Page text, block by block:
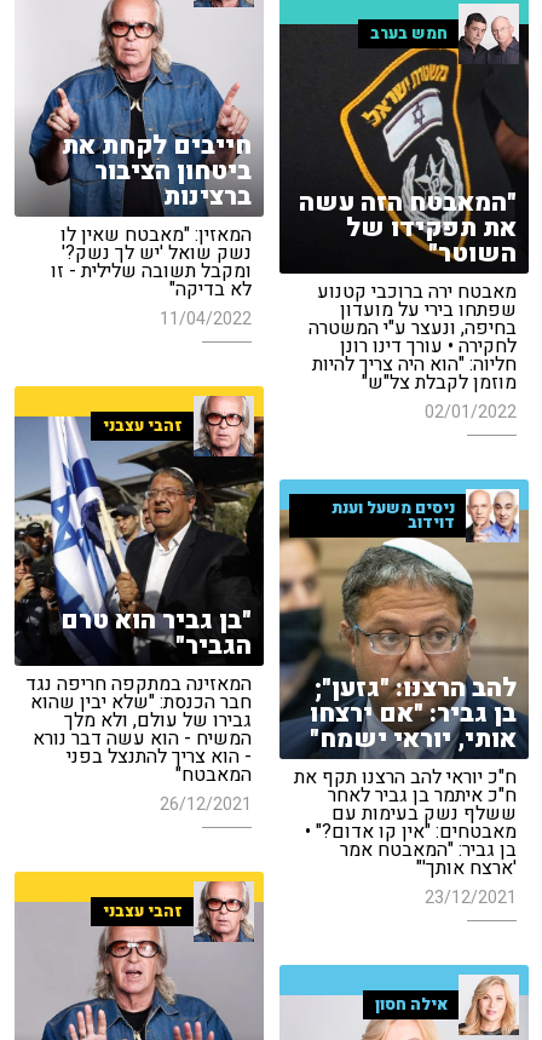
חייבים לקחת את
ביטחון הציבור
ברצינות
המאזין: "מאבטח שאין לו
נשק שואל 'יש לך נשק?'
ומקבל תשובה שלילית - זו
לא בדיקה"
11/04/2022
חמש בערב
"המאבטח הזה עשה
את תפקידו של
השוטר"
מאבטח ירה ברוכבי קטנוע
שפתחו בירי על מועדון
בחיפה, ונעצר ע"י המשטרה
לחקירה • עורך דינו רונן
חליוה: "הוא היה צריך להיות
מוזמן לקבלת צל"ש"
02/01/2022
זהבי עצבני
"בן גביר הוא טרם
הגביר"
המאזינה במתקפה חריפה נגד
חבר הכנסת: "שלא יבין שהוא
גבירו של עולם, ולא מלך
המשיח - הוא עשה דבר נורא
- הוא צריך להתנצל בפני
המאבטח"
26/12/2021
ניסים משעל וענת
דוידוב
להב הרצנו: "גזען";
בן גביר: "אם ירצחו
אותי, יוראי ישמח"
ח"כ יוראי להב הרצנו תקף את
ח"כ איתמר בן גביר לאחר
ששלף נשק בעימות עם
מאבטחים: "אין קו אדום?" •
בן גביר: "המאבטח אמר
'ארצח אותך'"
23/12/2021
זהבי עצבני
אילה חסון